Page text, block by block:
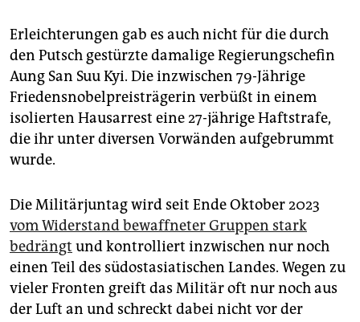
Erleichterungen gab es auch nicht für die durch
den Putsch gestürzte damalige Regierungschefin
Aung San Suu Kyi. Die inzwischen 79-Jährige
Friedensnobelpreisträgerin verbüßt in einem
isolierten Hausarrest eine 27-jährige Haftstrafe,
die ihr unter diversen Vorwänden aufgebrummt
wurde.
Die Militärjuntag wird seit Ende Oktober 2023
vom Widerstand bewaffneter Gruppen stark
bedrängt und kontrolliert inzwischen nur noch
einen Teil des südostasiatischen Landes. Wegen zu
vieler Fronten greift das Militär oft nur noch aus
der Luft an und schreckt dabei nicht vor der